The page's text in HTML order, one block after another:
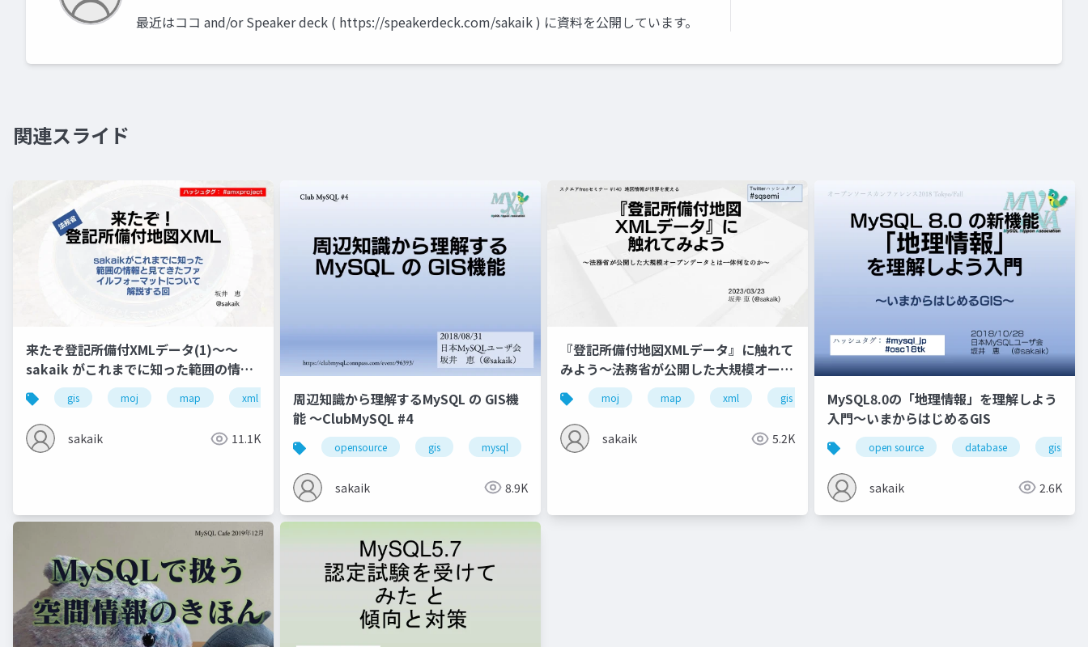
最近はココ and/or Speaker deck ( https://speakerdeck.com/sakaik ) に資料を公開しています。
関連スライド
来たぞ登記所備付XMLデータ(1)～～
sakaik がこれまでに知った範囲の情報
と見てきたファイルフォーマットについ
て解説する回
gis moj map xml
sakaik 11.1K
周辺知識から理解するMySQL の GIS機
能 ～ClubMySQL #4
opensource gis mysql rdbms spatial myna 座標系 三角点 clubmysql
sakaik 8.9K
『登記所備付地図XMLデータ』に触れて
みよう〜法務省が公開した大規模オープ
ンデータとは一体何なのか〜
moj map xml gis opensquare
sakaik 5.2K
MySQL8.0の「地理情報」を理解しよう
入門～いまからはじめるGIS
open source database gis
sakaik 2.6K